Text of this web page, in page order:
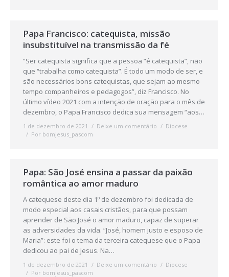
Papa Francisco: catequista, missão
insubstituível na transmissão da fé
“Ser catequista significa que a pessoa “é catequista”, não
que “trabalha como catequista”. É todo um modo de ser, e
são necessários bons catequistas, que sejam ao mesmo
tempo companheiros e pedagogos”, diz Francisco. No
último vídeo 2021 com a intenção de oração para o mês de
dezembro, o Papa Francisco dedica sua mensagem “aos…
1 de dezembro de 2021 Deixe um comentário
Diocese
Por bomjesus_pascom
Papa: São José ensina a passar da paixão
romântica ao amor maduro
A catequese deste dia 1º de dezembro foi dedicada de
modo especial aos casais cristãos, para que possam
aprender de São José o amor maduro, capaz de superar
as adversidades da vida. “José, homem justo e esposo de
Maria”: este foi o tema da terceira catequese que o Papa
dedicou ao pai de Jesus. Na…
1 de dezembro de 2021 Deixe um comentário
Diocese
Por bomjesus_pascom